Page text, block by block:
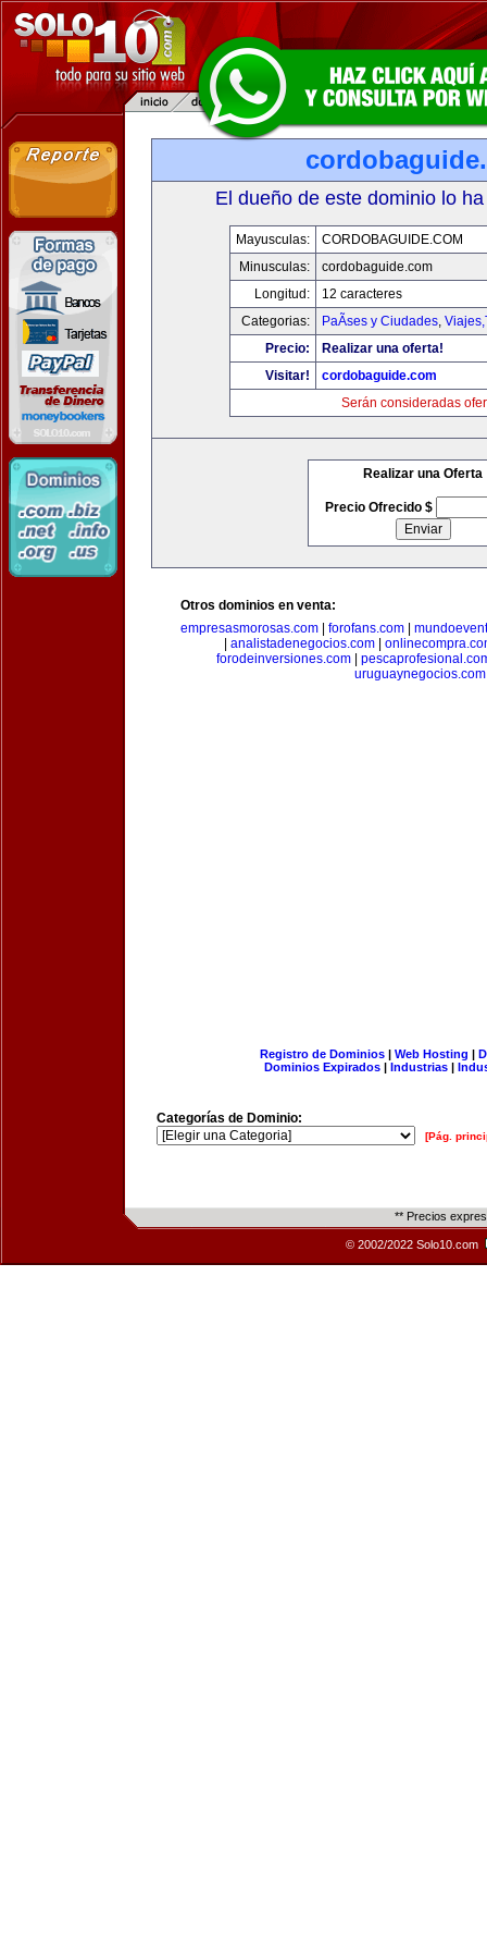
El dueño de este dominio lo
Mayusculas:
CORDOBAGUIDE.COM
Minusculas:
cordobaguide.com
Longitud:
12 caracteres
Categorias:
PaÃ­ses y Ciudades,
Precio:
Realizar una oferta!
Visitar!
cordobaguide.com
Serán consideradas
Realizar una Oferta
Precio Ofrecido $
Otros dominios en venta:
empresasmorosas.com
forofans.com
analistadenegocios.com
forodeinversiones.com
uruguaynegocios.com
Registro de Dominios| Web Hosting |
Dominios Expirados | Industrias |
Categorías de Dominio:
[Pág.
** Precios
© 2002/2022 Solo10.com